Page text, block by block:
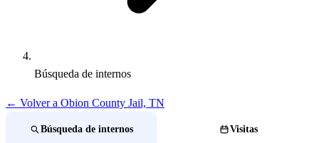
Búsqueda de internos
← Volver a Obion County Jail, TN
Búsqueda de internos Visitas